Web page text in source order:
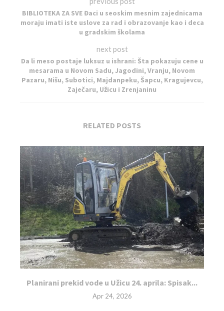
BIBLIOTEKA ZA SVE Đaci u seoskim mesnim zajednicama
moraju imati iste uslove za rad i obrazovanje kao i deca
u gradskim školama
next post
Da li meso postaje luksuz u ishrani: Šta pokazuju cene u
mesarama u Novom Sadu, Jagodini, Vranju, Novom
Pazaru, Nišu, Subotici, Majdanpeku, Šapcu, Kragujevcu,
Zaječaru, Užicu i Zrenjaninu
RELATED POSTS
Planirani prekid vode u Užicu 24. aprila: Spisak...
Apr 24, 2026